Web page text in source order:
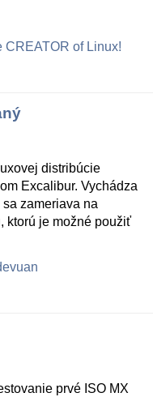
CREATOR of Linux!
distribúcie
Excalibur. Vychádza
zameriava na
ktorú je možné použiť
prvé ISO MX